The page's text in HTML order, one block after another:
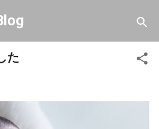
イン コンテンツに移動
た